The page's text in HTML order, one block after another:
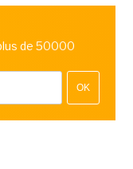
de 50000
OK